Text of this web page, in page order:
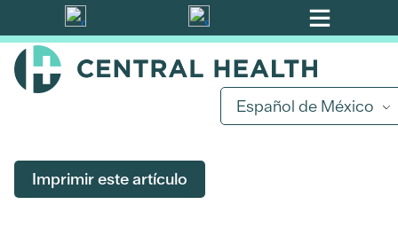
Ir
al
contenido
Español de México
Imprimir este artículo